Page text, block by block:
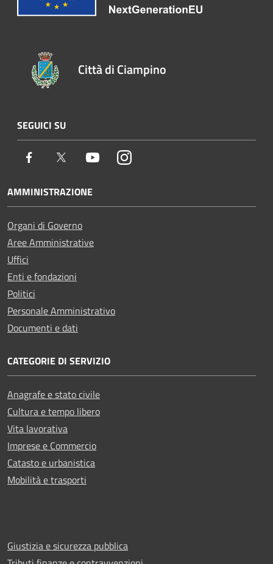
Città di Ciampino
SEGUICI SU
Facebook Twitter YoutubeInstagram
AMMINISTRAZIONE
Organi di Governo
Aree Amministrative
Uffici
Enti e fondazioni
Politici
Personale Amministrativo
Documenti e dati
CATEGORIE DI SERVIZIO
Anagrafe e stato civile
Cultura e tempo libero
Vita lavorativa
Imprese e Commercio
Catasto e urbanistica
Mobilità e trasporti
Giustizia e sicurezza pubblica